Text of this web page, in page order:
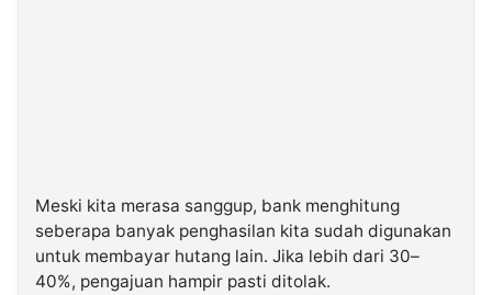
Meski kita merasa sanggup, bank menghitung
seberapa banyak penghasilan kita sudah digunakan
untuk membayar hutang lain. Jika lebih dari 30–
40%, pengajuan hampir pasti ditolak.